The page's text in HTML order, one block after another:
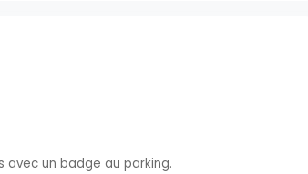
avec un badge au parking.